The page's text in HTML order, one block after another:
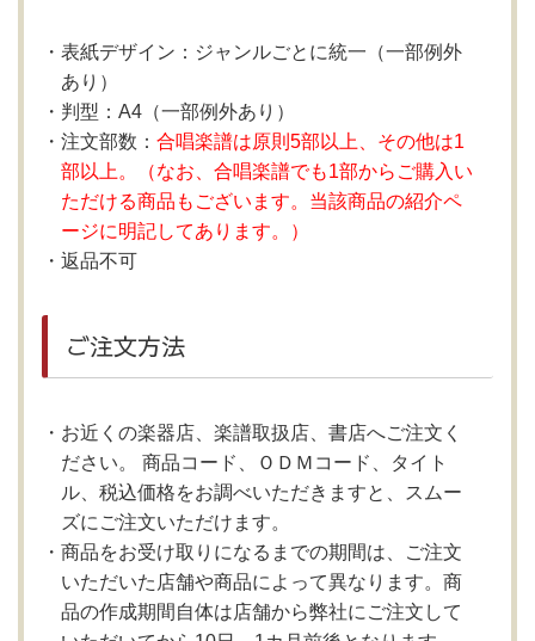
表紙デザイン：ジャンルごとに統一（一部例外
あり）
判型：A4（一部例外あり）
注文部数： 合唱楽譜は原則5部以上、その他は1
部以上。（なお、合唱楽譜でも1部からご購入い
ただける商品もございます。当該商品の紹介ペ
ージに明記してあります。）
返品不可
ご注文方法
お近くの楽器店、楽譜取扱店、書店へご注文く
ださい。 商品コード、ＯＤＭコード、タイト
ル、税込価格をお調べいただきますと、スムー
ズにご注文いただけます。
商品をお受け取りになるまでの期間は、ご注文
いただいた店舗や商品によって異なります。商
品の作成期間自体は店舗から弊社にご注文して